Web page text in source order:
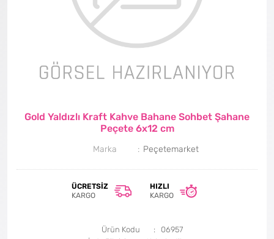
Gold Yaldızlı Kraft Kahve Bahane Sohbet Şahane
Peçete 6x12 cm
Marka Peçetemarket
ÜCRETSIZ
KARGO
HIZLI
KARGO
Ürün Kodu
06957